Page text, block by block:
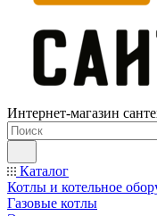
Интернет-магазин
Каталог
Котлы и котельное
Газовые котлы